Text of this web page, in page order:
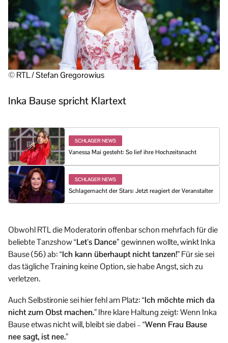
© RTL / Stefan Gregorowius
Inka Bause spricht Klartext
SCHLAGER NEWS
Vanessa Mai gesteht: So lief ihre Hochzeitsnacht
SCHLAGER NEWS
Schlagernacht der Stars: Jetzt reagiert der Veranstalter
Obwohl RTL die Moderatorin offenbar schon mehrfach für die
beliebte Tanzshow“Let’s Dance”gewinnen wollte, winkt Inka
Bause (56) ab:“Ich kann überhaupt nicht tanzen!”Für sie sei
das tägliche Training keine Option, sie habe Angst, sich zu
verletzen.
Auch Selbstironie sei hier fehl am Platz:“Ich möchte mich da
nicht zum Obst machen.”Ihre klare Haltung zeigt: Wenn Inka
Bause etwas nicht will, bleibt sie dabei –“Wenn Frau Bause
nee sagt, ist nee.”